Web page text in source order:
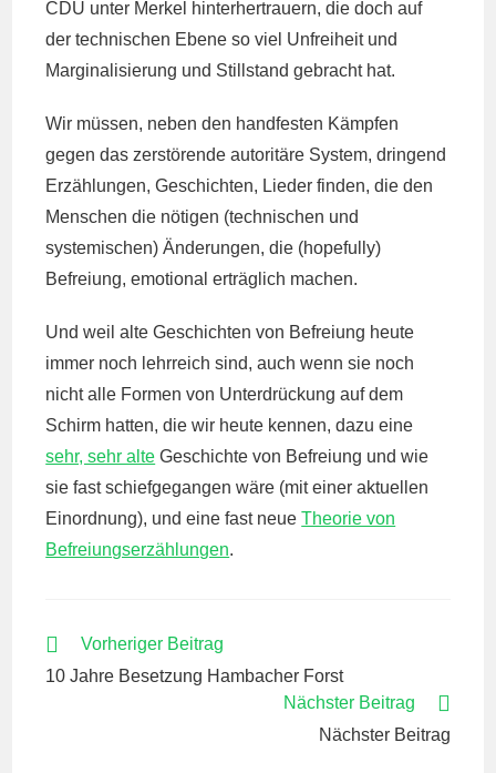
CDU unter Merkel hinterhertrauern, die doch auf
der technischen Ebene so viel Unfreiheit und
Marginalisierung und Stillstand gebracht hat.
Wir müssen, neben den handfesten Kämpfen
gegen das zerstörende autoritäre System, dringend
Erzählungen, Geschichten, Lieder finden, die den
Menschen die nötigen (technischen und
systemischen) Änderungen, die (hopefully)
Befreiung, emotional erträglich machen.
Und weil alte Geschichten von Befreiung heute
immer noch lehrreich sind, auch wenn sie noch
nicht alle Formen von Unterdrückung auf dem
Schirm hatten, die wir heute kennen, dazu eine
sehr, sehr alte Geschichte von Befreiung und wie
sie fast schiefgegangen wäre (mit einer aktuellen
Einordnung), und eine fast neueTheorie von
Befreiungserzählungen.
WEITERE
ANSEHEN
Vorheriger Beitrag
10 Jahre Besetzung Hambacher Forst
Nächster Beitrag
Nächster Beitrag